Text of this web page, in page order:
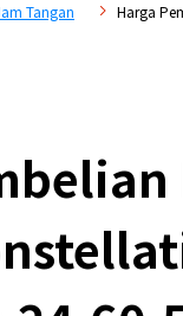
Tangan Harga